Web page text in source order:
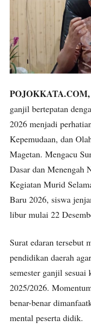
ganjil bertepatan
2026 menjadi
Kepemudaan, dan
Magetan. Mengacu
Dasar dan Menengah
Kegiatan Murid
Baru 2026, siswa
libur mulai 22
Surat edaran tersebut
pendidikan daerah
semester ganjil
2025/2026.
benar-benar
mental peserta didik.